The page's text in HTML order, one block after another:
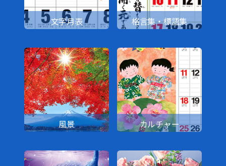
文字月表 格言集・標語集
風景 カルチャー